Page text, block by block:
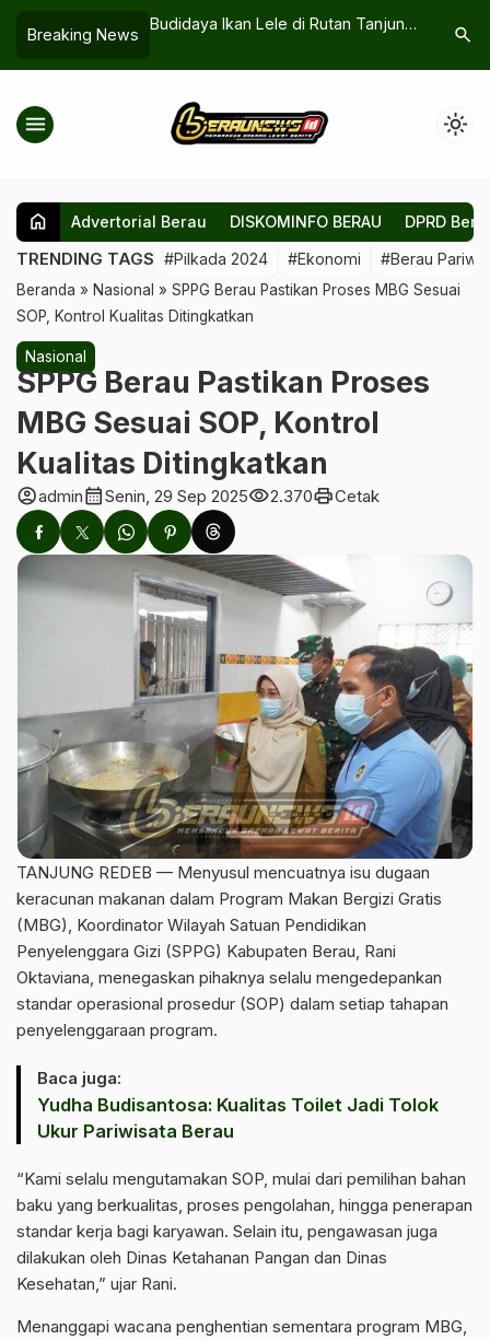
Breaking News
Wisata Budaya
Budidaya Ikan Lele di Rutan Tanjung
Ketahanan Pangan bagi Warga
Binaan
search
menu light_mode
home Advertorial Berau DISKOMINFO BERAU DPRD
TRENDING TAGS #Pilkada 2024 #Ekonomi #Berau
Beranda » Nasional » SPPG Berau Pastikan Proses MBG Sesuai
SOP, Kontrol Kualitas Ditingkatkan
Nasional
SPPG Berau Pastikan Proses
MBG Sesuai SOP, Kontrol
Kualitas Ditingkatkan
account_circleadmincalendar_monthSenin, 29 Sep 2025visibility2.370printCetak
TANJUNG REDEB — Menyusul mencuatnya isu dugaan
keracunan makanan dalam Program Makan Bergizi Gratis
(MBG), Koordinator Wilayah Satuan Pendidikan
Penyelenggara Gizi (SPPG) Kabupaten Berau, Rani
Oktaviana, menegaskan pihaknya selalu mengedepankan
standar operasional prosedur (SOP) dalam setiap tahapan
penyelenggaraan program.
Baca juga:
Yudha Budisantosa: Kualitas Toilet Jadi Tolok
Ukur Pariwisata Berau
“Kami selalu mengutamakan SOP, mulai dari pemilihan bahan
baku yang berkualitas, proses pengolahan, hingga penerapan
standar kerja bagi karyawan. Selain itu, pengawasan juga
dilakukan oleh Dinas Ketahanan Pangan dan Dinas
Kesehatan,” ujar Rani.
Menanggapi wacana penghentian sementara program MBG,